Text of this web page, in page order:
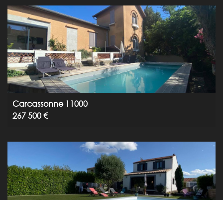
Carcassonne 11000
267 500 €